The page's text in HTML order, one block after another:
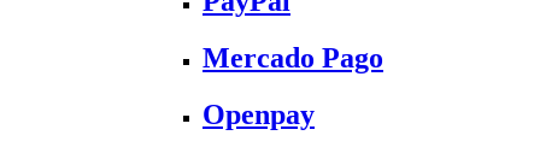
Mercado Pago
Openpay